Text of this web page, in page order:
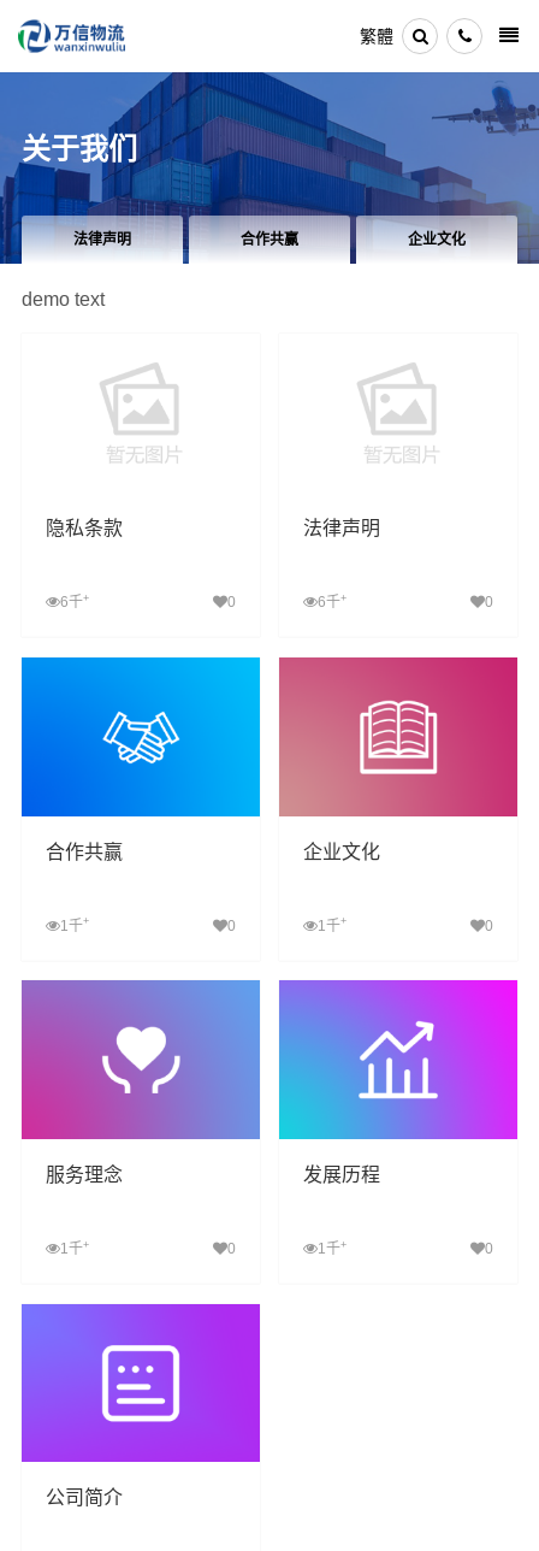
繁體
关于我们
法律声明 合作共赢 企业文化
demo text
隐私条款
6千+ 0
查看详细
法律声明
6千+ 0
查看详细
合作共赢
1千+ 0
查看详细
企业文化
1千+ 0
查看详细
服务理念
1千+ 0
查看详细
发展历程
1千+ 0
公司简介